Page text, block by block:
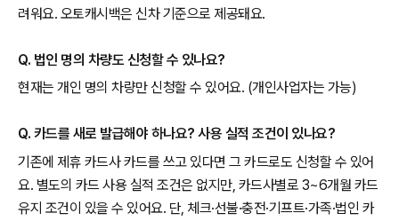
려워요. 오토캐시백은 신차 기준으로 제공돼요.
Q. 법인 명의 차량도 신청할 수 있나요?
현재는 개인 명의 차량만 신청할 수 있어요. (개인사업자는 가능)
Q. 카드를 새로 발급해야 하나요? 사용 실적 조건이 있나요?
기존에 제휴 카드사 카드를 쓰고 있다면 그 카드로도 신청할 수 있어
요. 별도의 카드 사용 실적 조건은 없지만, 카드사별로 3~6개월 카드
유지 조건이 있을 수 있어요. 단, 체크·선불·충전·기프트·가족·법인 카